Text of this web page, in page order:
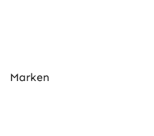
Marken